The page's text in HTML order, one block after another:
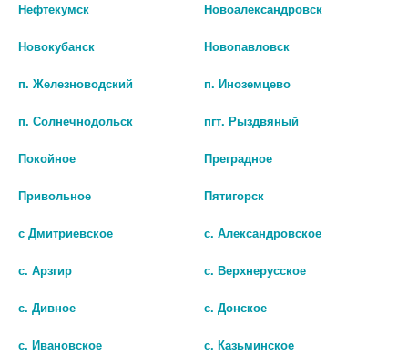
Спеццена
ЗИРТЕК 10МГ/МЛ. 20МЛ.
ФЛ.
235.29 руб. 200
В КОРЗИНУ
АФОБАЗОЛ 10МГ. №60 ТАБ.
Скидка %
Нефтекумск Новоалександровск
Новокубанск Новопавловск
п. Железноводский п. Иноземцево
п. Солнечнодольск пгт. Рыздвяный
Покойное Преградное
Привольное Пятигорск
с Дмитриевское с. Александровское
с. Арзгир с. Верхнерусское
с. Дивное с. Донское
с. Ивановское с. Казьминское